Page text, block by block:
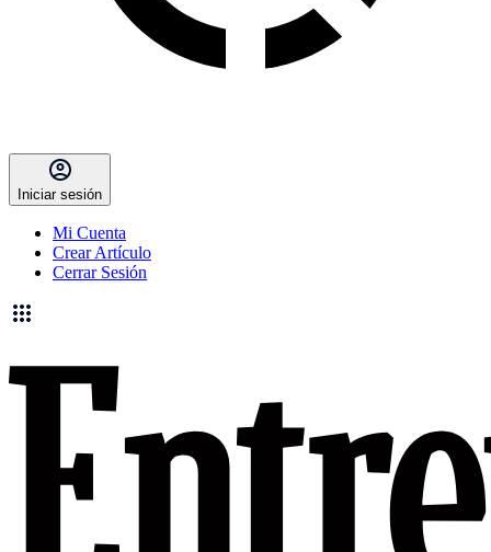
Iniciar sesión
Mi Cuenta
Crear Artículo
Cerrar Sesión